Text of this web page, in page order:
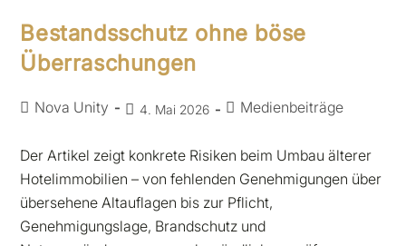
Bestandsschutz ohne böse
Überraschungen
Nova Unity 4. Mai 2026 Medienbeiträge
Der Artikel zeigt konkrete Risiken beim Umbau älterer
Hotelimmobilien – von fehlenden Genehmigungen über
übersehene Altauflagen bis zur Pflicht,
Genehmigungslage, Brandschutz und